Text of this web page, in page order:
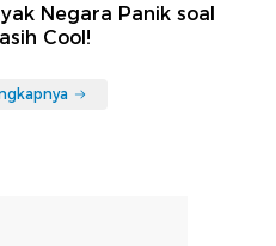
Negara Panik soal
Cool!